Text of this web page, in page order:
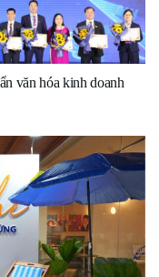
văn hóa kinh doanh